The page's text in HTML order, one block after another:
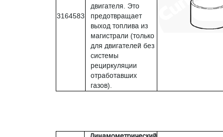
3164583
двигателя. Это
предотвращает
выход топлива из
магистрали (только
для двигателей без
системы
рециркуляции
отработавших
газов).